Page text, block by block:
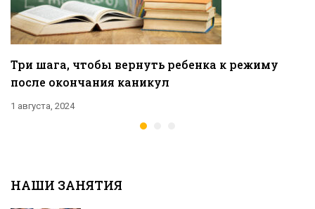
Три шага, чтобы вернуть ребенка к режиму
после окончания каникул
1 августа, 2024
НАШИ ЗАНЯТИЯ